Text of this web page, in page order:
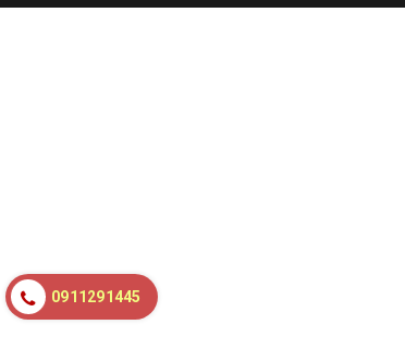
0911291445